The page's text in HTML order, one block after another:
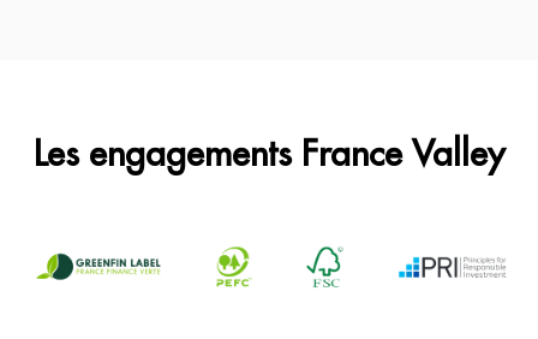
Les engagements France Valley